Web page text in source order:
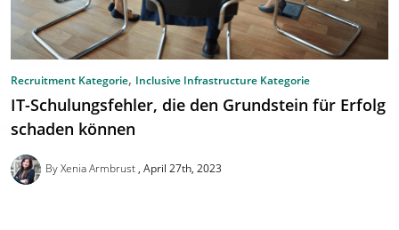
Recruitment Kategorie, Inclusive Infrastructure Kategorie
IT-Schulungsfehler, die den Grundstein für Erfolg
schaden können
By Xenia Armbrust April 27th, 2023